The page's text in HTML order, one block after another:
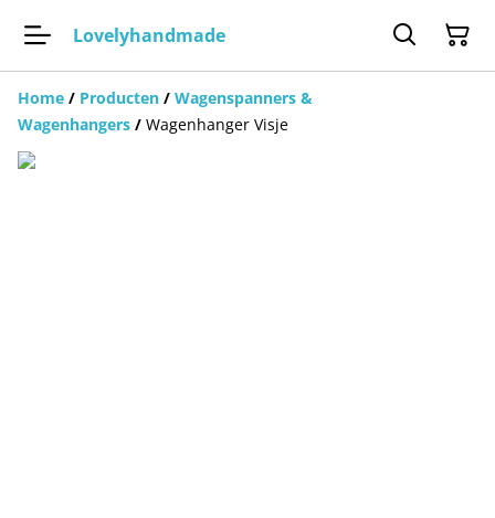
Lovelyhandmade
Home / Producten / Wagenspanners &
Wagenhangers / Wagenhanger Visje